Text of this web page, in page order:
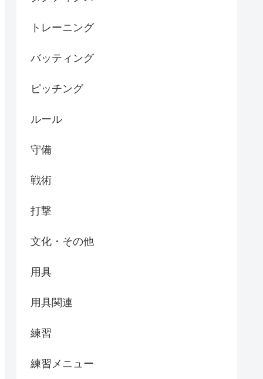
トレーニング
バッティング
ピッチング
ルール
守備
戦術
打撃
文化・その他
用具
用具関連
練習
練習メニュー